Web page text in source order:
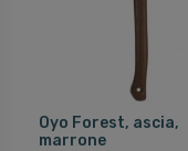
Oyo Forest, ascia,
marrone